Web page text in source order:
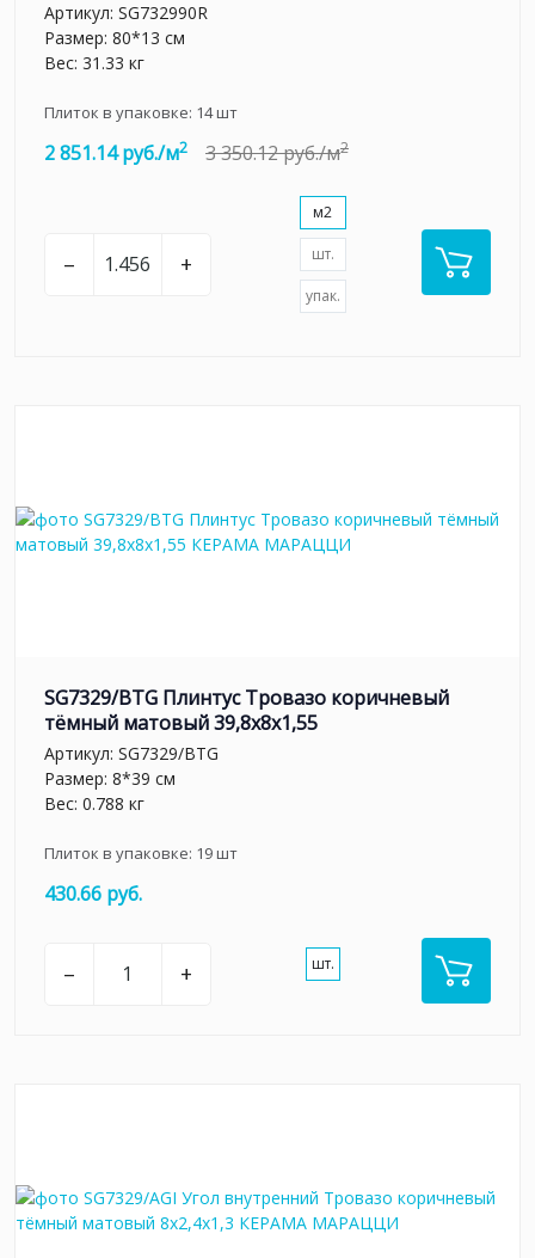
Артикул: SG732990R
Размер: 80*13 см
Вес: 31.33 кг
Плиток в упаковке: 14шт
2 851.14 руб./м2 3 350.12 руб./м2
– +
м2
шт.
упак.
SG7329/BTG Плинтус Тровазо коричневый
тёмный матовый 39,8x8x1,55
Артикул: SG7329/BTG
Размер: 8*39 см
Вес: 0.788 кг
Плиток в упаковке: 19шт
430.66 руб.
– + шт.